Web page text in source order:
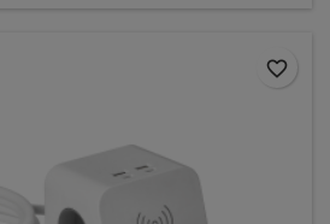
favorite_border